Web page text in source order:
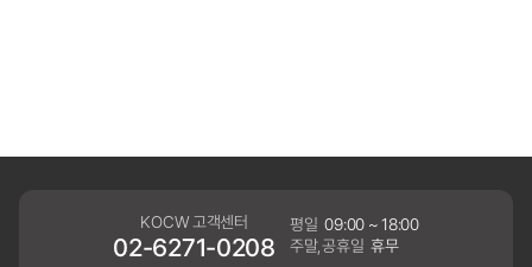
KOCW 고객센터
02-6271-0208
평일 09:00 ~ 18:00
주말,공휴일 휴무